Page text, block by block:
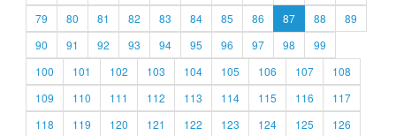
79
80 81 82 83 84 85 86 87 88
89
90
91 92 93 94 95 96 97 98
99
100
101 102 103 104 105 106 107
108
109
110 111 112 113 114 115 116
117
118
119 120 121 122 123 124 125
126